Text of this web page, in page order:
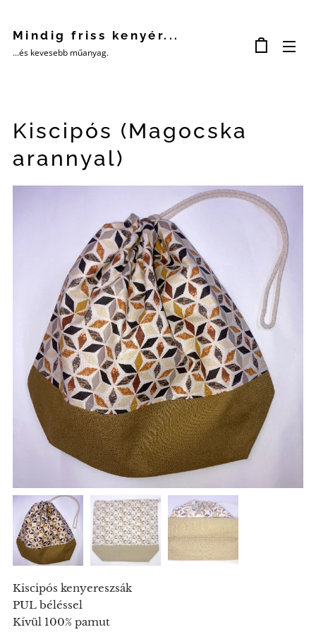
Mindig friss kenyér...
...és kevesebb műanyag.
Kiscipós (Magocska
arannyal)
Kiscipós kenyereszsák
PUL béléssel
Kívül 100% pamut